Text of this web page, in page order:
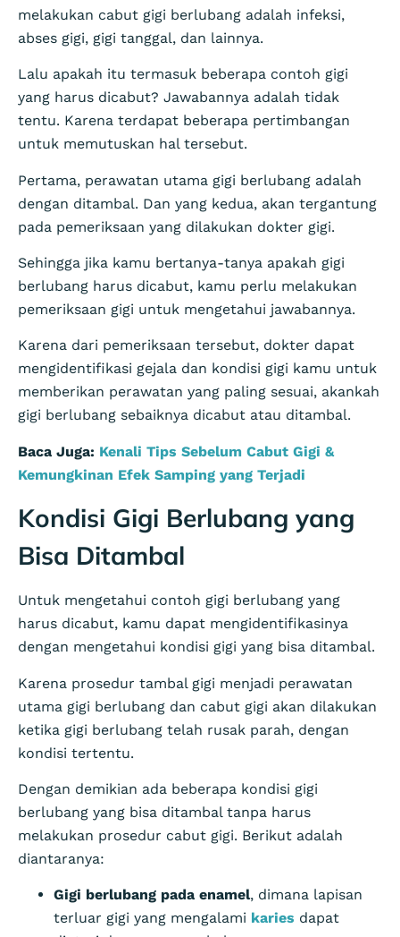
melakukan cabut gigi berlubang adalah infeksi,
abses gigi, gigi tanggal, dan lainnya.
Lalu apakah itu termasuk beberapa contoh gigi
yang harus dicabut? Jawabannya adalah tidak
tentu. Karena terdapat beberapa pertimbangan
untuk memutuskan hal tersebut.
Pertama, perawatan utama gigi berlubang adalah
dengan ditambal. Dan yang kedua, akan tergantung
pada pemeriksaan yang dilakukan dokter gigi.
Sehingga jika kamu bertanya-tanya apakah gigi
berlubang harus dicabut, kamu perlu melakukan
pemeriksaan gigi untuk mengetahui jawabannya.
Karena dari pemeriksaan tersebut, dokter dapat
mengidentifikasi gejala dan kondisi gigi kamu untuk
memberikan perawatan yang paling sesuai, akankah
gigi berlubang sebaiknya dicabut atau ditambal.
Baca Juga: Kenali Tips Sebelum Cabut Gigi &
Kemungkinan Efek Samping yang Terjadi
Kondisi Gigi Berlubang yang
Bisa Ditambal
Untuk mengetahui contoh gigi berlubang yang
harus dicabut, kamu dapat mengidentifikasinya
dengan mengetahui kondisi gigi yang bisa ditambal.
Karena prosedur tambal gigi menjadi perawatan
utama gigi berlubang dan cabut gigi akan dilakukan
ketika gigi berlubang telah rusak parah, dengan
kondisi tertentu.
Dengan demikian ada beberapa kondisi gigi
berlubang yang bisa ditambal tanpa harus
melakukan prosedur cabut gigi. Berikut adalah
diantaranya:
Gigi berlubang pada enamel, dimana lapisan
terluar gigi yang mengalami karies dapat